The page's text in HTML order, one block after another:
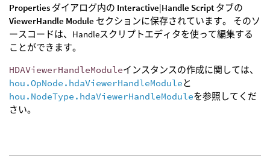
Properties ダイアログ内の Interactive|Handle Script タブの
ViewerHandle Module セクションに保存されています。 そのソ
ースコードは、Handleスクリプトエディタを使って編集する
ことができます。
HDAViewerHandleModuleインスタンスの作成に関しては、
hou.OpNode.hdaViewerHandleModuleと
hou.NodeType.hdaViewerHandleModuleを参照してくだ
さい。